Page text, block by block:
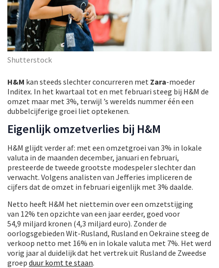
Shutterstock
H&M kan steeds slechter concurreren met Zara-moeder
Inditex. In het kwartaal tot en met februari steeg bij H&M de
omzet maar met 3%, terwijl ’s werelds nummer één een
dubbelcijferige groei liet optekenen.
Eigenlijk omzetverlies bij H&M
H&M glijdt verder af: met een omzetgroei van 3% in lokale
valuta in de maanden december, januari en februari,
presteerde de tweede grootste modespeler slechter dan
verwacht. Volgens analisten van Jefferies impliceren de
cijfers dat de omzet in februari eigenlijk met 3% daalde.
Netto heeft H&M het niettemin over een omzetstijging
van 12% ten opzichte van een jaar eerder, goed voor
54,9 miljard kronen (4,3 miljard euro). Zonder de
oorlogsgebieden Wit-Rusland, Rusland en Oekraïne steeg de
verkoop netto met 16% en in lokale valuta met 7%. Het werd
vorig jaar al duidelijk dat het vertrek uit Rusland de Zweedse
groep duur komt te staan.